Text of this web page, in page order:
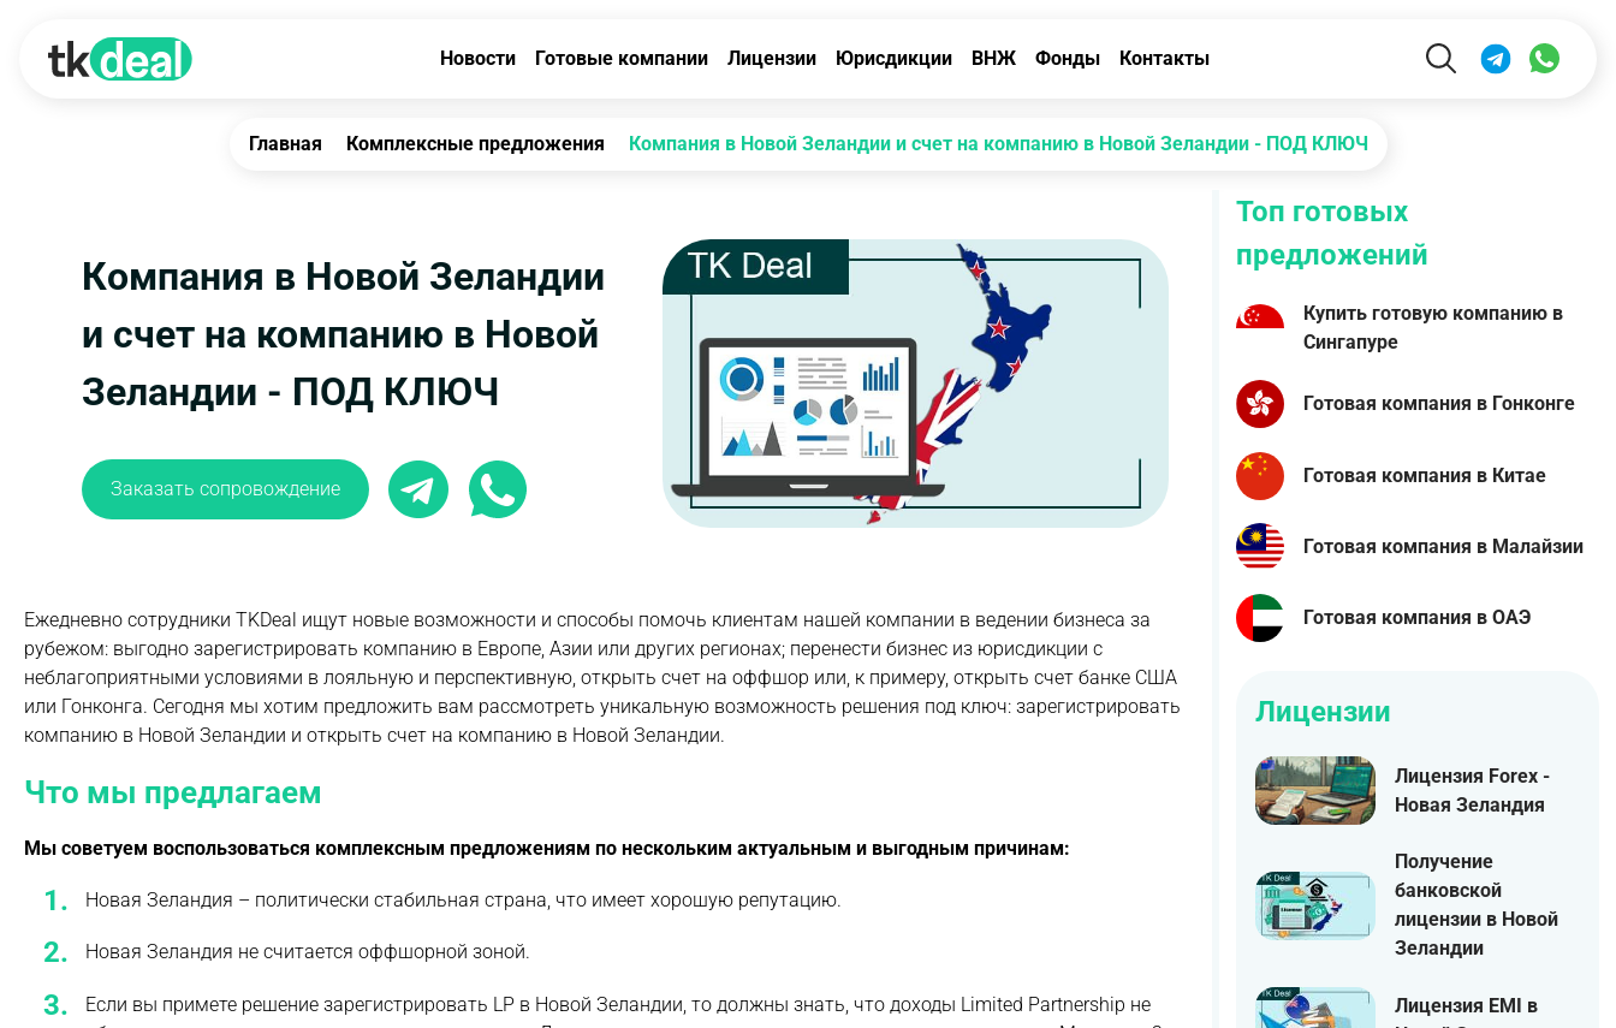
Новости Готовые компании Лицензии Юрисдикции ВНЖ Фонды Контакты
Главная Комплексные предложения Компания в Новой Зеландии и счет на компанию в Новой Зеландии - ПОД КЛЮЧ
Компания в Новой Зеландии
и счет на компанию в Новой
Зеландии - ПОД КЛЮЧ
Заказать сопровождение
Ежедневно сотрудники TKDeal ищут новые возможности и способы помочь клиентам нашей компании в ведении бизнеса за
рубежом: выгодно зарегистрировать компанию в Европе, Азии или других регионах; перенести бизнес из юрисдикции с
неблагоприятными условиями в лояльную и перспективную, открыть счет на оффшор или, к примеру, открыть счет банке США
или Гонконга. Сегодня мы хотим предложить вам рассмотреть уникальную возможность решения под ключ: зарегистрировать
компанию в Новой Зеландии и открыть счет на компанию в Новой Зеландии.
Что мы предлагаем
Мы советуем воспользоваться комплексным предложениям по нескольким актуальным и выгодным причинам:
Новая Зеландия – политически стабильная страна, что имеет хорошую репутацию.
Новая Зеландия не считается оффшорной зоной.
Если вы примете решение зарегистрировать LP в Новой Зеландии, то должны знать, что доходы Limited Partnership не
Топ готовых
предложений
Купить готовую компанию в
Сингапуре
Готовая компания в Гонконге
Готовая компания в Китае
Готовая компания в Малайзии
Готовая компания в ОАЭ
Лицензии
Лицензия Forex -
Новая Зеландия
Получение
банковской
лицензии в Новой
Зеландии
Лицензия EMI в